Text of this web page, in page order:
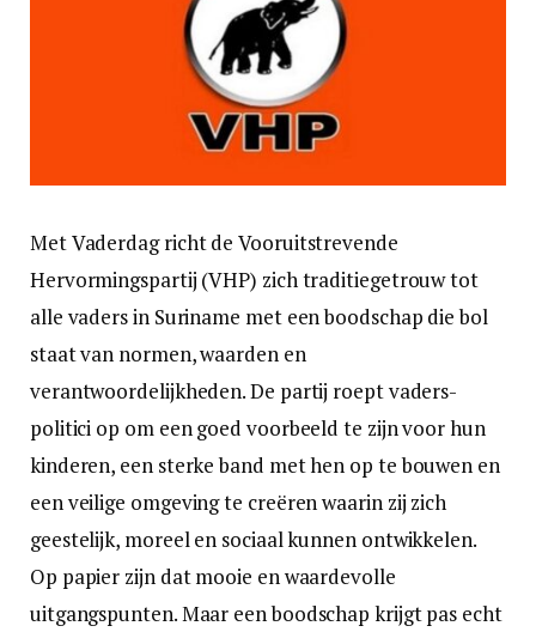
Met Vaderdag richt de Vooruitstrevende
Hervormingspartij (VHP) zich traditiegetrouw tot
alle vaders in Suriname met een boodschap die bol
staat van normen, waarden en
verantwoordelijkheden. De partij roept vaders-
politici op om een goed voorbeeld te zijn voor hun
kinderen, een sterke band met hen op te bouwen en
een veilige omgeving te creëren waarin zij zich
geestelijk, moreel en sociaal kunnen ontwikkelen.
Op papier zijn dat mooie en waardevolle
uitgangspunten. Maar een boodschap krijgt pas echt